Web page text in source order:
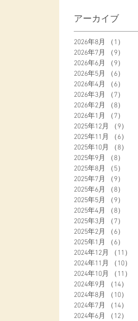
アーカイブ
2026年8月 （1）
2026年7月
（9）
2026年6月
（9）
2026年5月
（6）
2026年4月
（6）
2026年3月
（7）
2026年2月
（8）
2026年1月
（7）
2025年12月
（9）
2025年11月
（6）
2025年10月
（8）
2025年9月
（8）
2025年8月
（5）
2025年7月
（9）
2025年6月
（8）
2025年5月
（9）
2025年4月
（8）
2025年3月
（7）
2025年2月
（6）
2025年1月
（6）
2024年12月
（11）
2024年11月
（10）
2024年10月
（11）
2024年9月
（14）
2024年8月
（10）
2024年7月
（14）
2024年6月
（12）